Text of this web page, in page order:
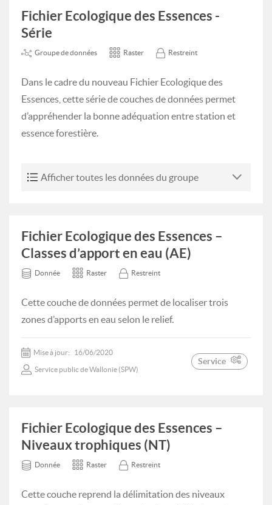
Fichier Ecologique des Essences -
Série
Groupe de données Raster Restreint
Dans le cadre du nouveau Fichier Ecologique des
Essences, cette série de couches de données permet
d’appréhender la bonne adéquation entre station et
essence forestière.
Afficher toutes les données du groupe
Fichier Ecologique des Essences –
Classes d’apport en eau (AE)
Donnée Raster Restreint
Cette couche de données permet de localiser trois
zones d’apports en eau selon le relief.
Mise à jour: 16/06/2020
Service public de Wallonie (SPW)
Service
Fichier Ecologique des Essences –
Niveaux trophiques (NT)
Donnée Raster Restreint
Cette couche reprend la délimitation des niveaux